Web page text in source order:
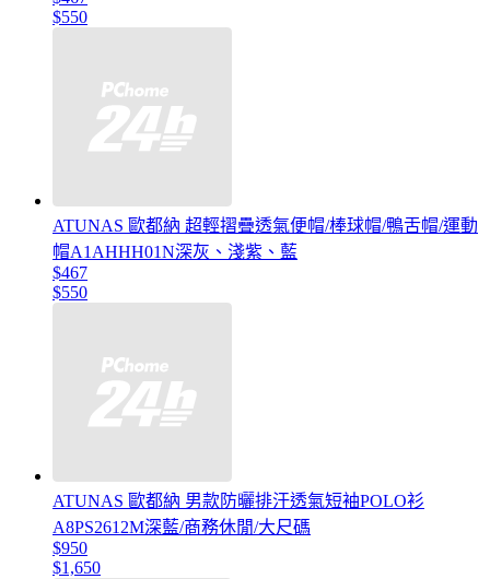
$550
ATUNAS 歐都納 超輕摺疊透氣便帽/棒球帽/鴨舌帽/運動
帽A1AHHH01N深灰、淺紫、藍
$467
$550
ATUNAS 歐都納 男款防曬排汗透氣短袖POLO衫
A8PS2612M深藍/商務休閒/大尺碼
$950
$1,650